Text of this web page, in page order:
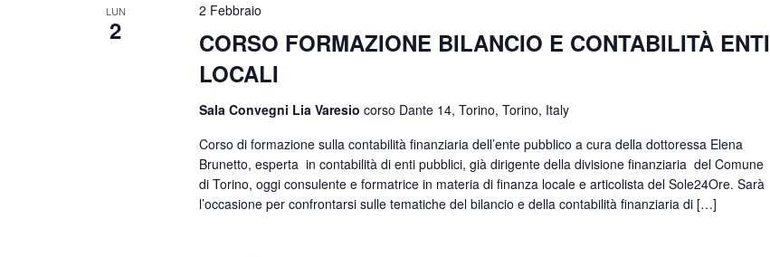
LUN
2
CORSO FORMAZIONE BILANCIO E CONTABILITÀ ENTI
LOCALI
2 Febbraio
Sala Convegni Lia Varesio corso Dante 14, Torino, Torino, Italy
Corso di formazione sulla contabilità finanziaria dell’ente pubblico a cura della dottoressa Elena
Brunetto, esperta in contabilità di enti pubblici, già dirigente della divisione finanziaria del Comune
di Torino, oggi consulente e formatrice in materia di finanza locale e articolista del Sole24Ore. Sarà
l’occasione per confrontarsi sulle tematiche del bilancio e della contabilità finanziaria di […]